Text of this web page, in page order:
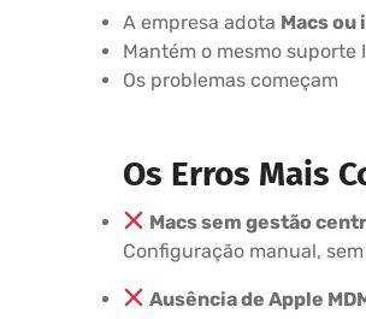
A empresa adota Macs ou
Mantém o mesmo suporte
Os problemas começam
Os Erros Mais
Macs sem gestão
Configuração manual,
Ausência de Apple